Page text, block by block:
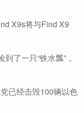
X9s将与Find X9
了一只“铁水瓢”，
已经击毁100辆以色